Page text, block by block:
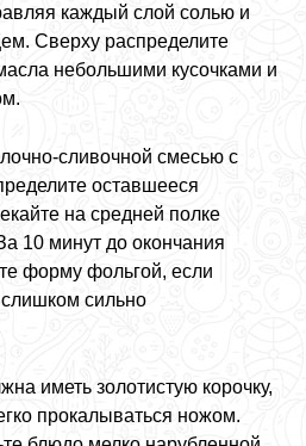
каждый слой солью и
Сверху распределите
небольшими кусочками и
сливочной смесью с
оставшееся
на средней полке
10 минут до окончания
форму фольгой, если
слишком сильно
иметь золотистую корочку,
прокалываться ножом.